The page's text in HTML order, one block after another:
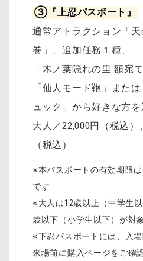
③『上忍パスポート』
通常アトラクション「
巻」、追加任務１種、
「木ノ葉隠れの里 額宛
「仙人モード鞄」また
ュック」から好きな方を
大人／22,000円（税込）
（税込）
※本パスポートの有効期限
です
※大人は12歳以上（中学生
歳以下（小学生以下）が対
※下忍パスポートには、入
来場前に購入ページをご確